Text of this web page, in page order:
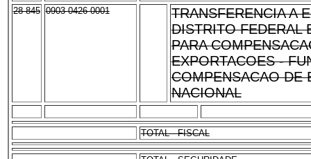
28 845 0903 0426 0001
TRANSFERENCIA A
DISTRITO FEDERAL
PARA
EXPORTACOES -
COMPENSACAO DE
NACIONAL
TOTAL - FISCAL